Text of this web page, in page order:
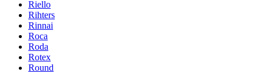
Riello
Rihters
Rinnai
Roca
Roda
Rotex
Round